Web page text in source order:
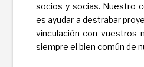
socios y socias. Nuestro
es ayudar a destrabar
vinculación con vuestros
siempre el bien común de